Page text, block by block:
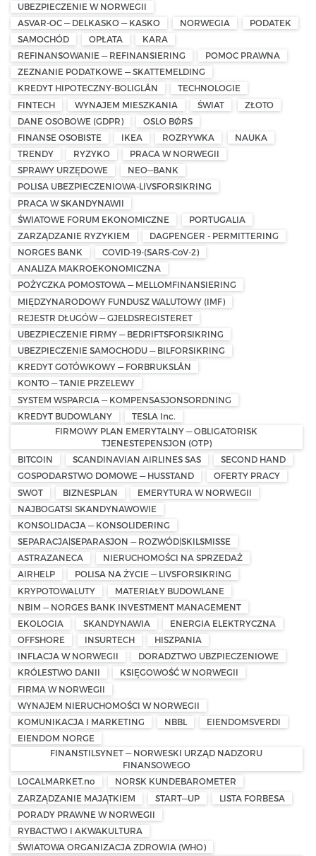
UBEZPIECZENIE W NORWEGII
ASVAR-OC — DELKASKO — KASKO
NORWEGIA
PODATEK
SAMOCHÓD
OPŁATA
KARA
REFINANSOWANIE — REFINANSIERING
POMOC PRAWNA
ZEZNANIE PODATKOWE — SKATTEMELDING
KREDYT HIPOTECZNY-BOLIGLÅN
TECHNOLOGIE
FINTECH
WYNAJEM MIESZKANIA ŚWIAT
ZŁOTO
DANE OSOBOWE (GDPR)
OSLO BØRS
FINANSE OSOBISTE
IKEA ROZRYWKA
NAUKA
TRENDY
RYZYKO
PRACA W NORWEGII
SPRAWY URZĘDOWE
NEO—BANK
POLISA UBEZPIECZENIOWA-LIVSFORSIKRING
PRACA W SKANDYNAWII
ŚWIATOWE FORUM EKONOMICZNE
PORTUGALIA
ZARZĄDZANIE RYZYKIEM
DAGPENGER - PERMITTERING
NORGES BANK
COVID-19-(SARS-CoV-2)
ANALIZA MAKROEKONOMICZNA
POŻYCZKA POMOSTOWA — MELLOMFINANSIERING
MIĘDZYNARODOWY FUNDUSZ WALUTOWY (IMF)
REJESTR DŁUGÓW — GJELDSREGISTERET
UBEZPIECZENIE FIRMY — BEDRIFTSFORSIKRING
UBEZPIECZENIE SAMOCHODU — BILFORSIKRING
KREDYT GOTÓWKOWY — FORBRUKSLÅN
KONTO — TANIE PRZELEWY
SYSTEM WSPARCIA — KOMPENSASJONSORDNING
KREDYT BUDOWLANY
TESLA Inc.
FIRMOWY PLAN EMERYTALNY — OBLIGATORISK
TJENESTEPENSJON (OTP)
BITCOIN
SCANDINAVIAN AIRLINES SAS
SECOND HAND
GOSPODARSTWO DOMOWE — HUSSTAND
OFERTY PRACY
SWOT
BIZNESPLAN
EMERYTURA W NORWEGII
NAJBOGATSI SKANDYNAWOWIE
KONSOLIDACJA — KONSOLIDERING
SEPARACJA|SEPARASJON — ROZWÓD|SKILSMISSE
ASTRAZANECA
NIERUCHOMOŚCI NA SPRZEDAŻ
AIRHELP
POLISA NA ŻYCIE — LIVSFORSIKRING
KRYPOTOWALUTY
MATERIAŁY BUDOWLANE
NBIM — NORGES BANK INVESTMENT MANAGEMENT
EKOLOGIA
SKANDYNAWIA
ENERGIA ELEKTRYCZNA
OFFSHORE
INSURTECH
HISZPANIA
INFLACJA W NORWEGII
DORADZTWO UBZPIECZENIOWE
KRÓLESTWO DANII
KSIĘGOWOŚĆ W NORWEGII
FIRMA W NORWEGII
WYNAJEM NIERUCHOMOŚCI W NORWEGII
KOMUNIKACJA I MARKETING
NBBL
EIENDOMSVERDI
EIENDOM NORGE
FINANSTILSYNET — NORWESKI URZĄD NADZORU
FINANSOWEGO
LOCALMARKET.no
NORSK KUNDEBAROMETER
ZARZĄDZANIE MAJĄTKIEM
START—UP
LISTA FORBESA
PORADY PRAWNE W NORWEGII
RYBACTWO I AKWAKULTURA
ŚWIATOWA ORGANIZACJA ZDROWIA (WHO)